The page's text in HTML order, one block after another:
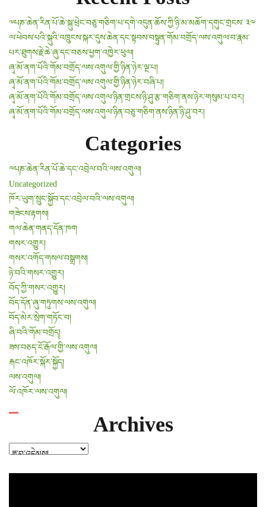
༧པཎ་ཆེན་རིན་པོ་ཆེ་སྐུ་ཕྲེང་བཅུ་གཅིག་པ་དགེ་འདུན་ཆོས་ཀྱི་ཉི་མ་མཆོག་དགུང་གྲངས་ ༣༧
ལ་ཕེབས་པའི་སྐུའི་འཁྲུངས་སྐར་དུས་ཆེན་དང་སྟབས་བསྟུན་གོམ་བགྲོད་ལས་འགུལ་བ་རྣམ་
པར་ཐུགས་རྗེ་ཆེ་ཞུ་དང་བཅས་ཕྱག་འཁྱེར་ཕུལ།
ཞྭ་མོ་ནག་པོའི་གོམ་བགྲོད་ལས་འགུལ་གྱི་ཉིན་ཉེར་ལྔ་པ།
ཞྭ་མོ་ནག་པོའི་གོམ་བགྲོད་ལས་འགུལ་གྱི་ཉིན་ཉེར་བཞི་པ།
ཞྭ་མོ་ནག་པོའི་གོམ་བགྲོད་ལས་འགུལ་ཉིན་གྲངས་ཉི་ཤུ་རྩ་གཅིག་ནས་ཉེར་གསུམ་པ་བར།
ཞྭ་མོ་ནག་པོའི་གོམ་བགྲོད་ལས་འགུལ་ཉིན་བཅུ་གཅིག་ནས་ཉིན་ཉི་ཤུ་བར།
Categories
༸པཎ་ཆེན་རིན་པོ་ཆེ་དང་འབྲེལ་བའི་ལས་འགུལ།
Uncategorized
ཁོར་ཡུག་སྲུང་སྐྱོབ་དང་འབྲེལ་བའི་ལས་འགུལ།
གཟེངས་རྟགས།
གལ་ཆེན་གནད་དོན་ཁག
གསར་འགྱུར།
གསར་འགོད་གསལ་བསྒྲགས།
ཉེ་བའི་གསར་འགྱུར།
བོད་ཀྱི་གསར་འགྱུར།
བོད་དོན་ཞུ་གཏུགས་ལས་འགུལ།
བོད་མེར་སྲེག་གཏོང་བ།
ཞི་བའི་གོམ་བགྲོད།
ཟས་བཅད་ངོ་རྒོལ་གྱི་ལས་འགུལ།
རྐང་འཁོར་སྐོར་སྐྱོད།
ལས་འགུལ།
ལོ་འཁོར་ལས་འགུལ།
Archives
Archives